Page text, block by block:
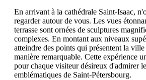
En arrivant à la cathédrale Saint-Isaac,
regarder autour de vous. Les vues
terrasse sont ornées de sculptures
complexes. En montant aux niveaux
atteindre des points qui présentent la
manière remarquable. Cette expérience
pour chaque visiteur désireux d'admirer
emblématiques de Saint-Pétersbourg.